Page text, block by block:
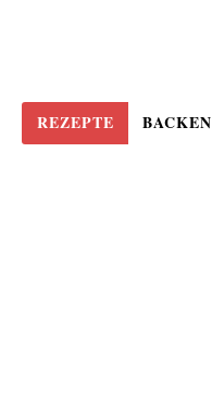
REZEPTE BACKEN